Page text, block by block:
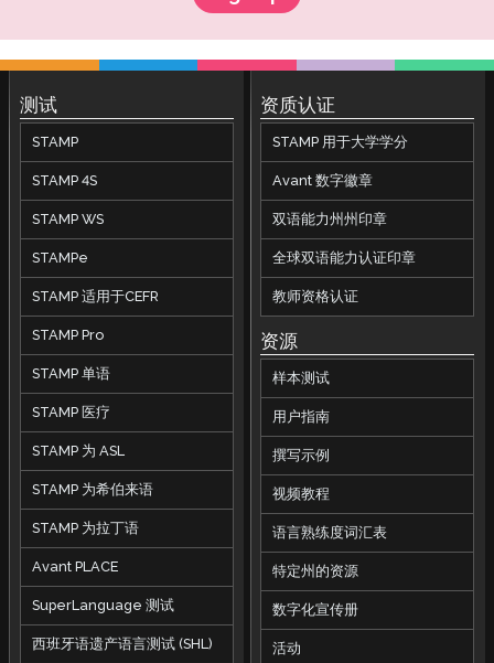
测试
STAMP
STAMP 4S
STAMP WS
STAMPe
STAMP 适用于CEFR
STAMP Pro
STAMP 单语
STAMP 医疗
STAMP 为 ASL
STAMP 为希伯来语
STAMP 为拉丁语
Avant PLACE
SuperLanguage 测试
西班牙语遗产语言测试 (SHL)
资质认证
STAMP 用于大学学分
Avant 数字徽章
双语能力州州印章
全球双语能力认证印章
教师资格认证
资源
样本测试
用户指南
撰写示例
视频教程
语言熟练度词汇表
特定州的资源
数字化宣传册
活动